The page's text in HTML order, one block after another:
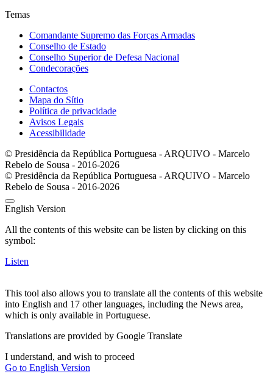
Temas
Comandante Supremo das Forças Armadas
Conselho de Estado
Conselho Superior de Defesa Nacional
Condecorações
Contactos
Mapa do Sítio
Política de privacidade
Avisos Legais
Acessibilidade
© Presidência da República Portuguesa - ARQUIVO - Marcelo
Rebelo de Sousa - 2016-2026
© Presidência da República Portuguesa - ARQUIVO - Marcelo
Rebelo de Sousa - 2016-2026
English Version
All the contents of this website can be listen by clicking on this
symbol:
Listen
This tool also allows you to translate all the contents of this website
into English and 17 other languages, including the News area,
which is only available in Portuguese.
Translations are provided by Google Translate
I understand, and wish to proceed
Go to English Version